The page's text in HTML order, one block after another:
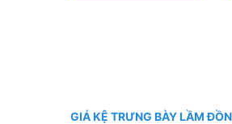
GIÁ KỆ TRƯNG BÀY LẦM